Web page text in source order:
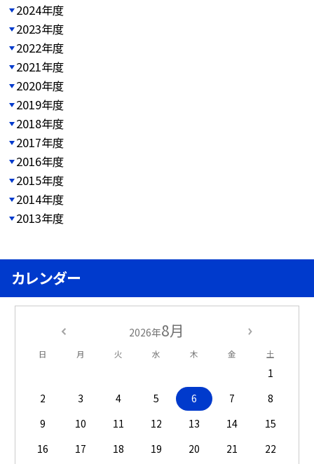
2024年度
2023年度
2022年度
2021年度
2020年度
2019年度
2018年度
2017年度
2016年度
2015年度
2014年度
2013年度
カレンダー
2026年8月
日 月 火 水 木 金 土
1
2
3 4 5 6 7
8
9
10 11 12 13 14
15
16
17 18 19 20 21
22